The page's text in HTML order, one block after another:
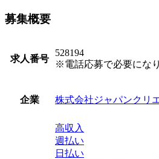
募集概要
求人番号
528194
※電話応募で必要になり
企業 株式会社ジャパンクリ
高収入
週払い
日払い